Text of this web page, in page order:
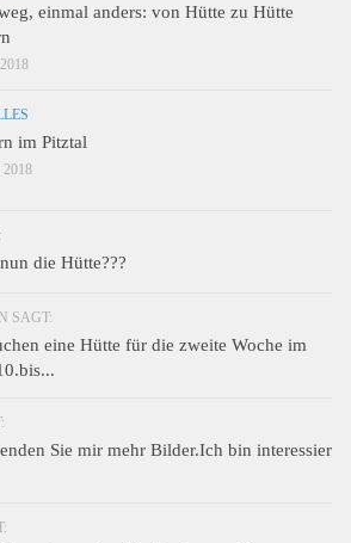
einmal anders: von Hütte zu Hütte
im Pitztal
die Hütte???
SAGT:
eine Hütte für die zweite Woche im
Sie mir mehr Bilder.Ich bin interessier